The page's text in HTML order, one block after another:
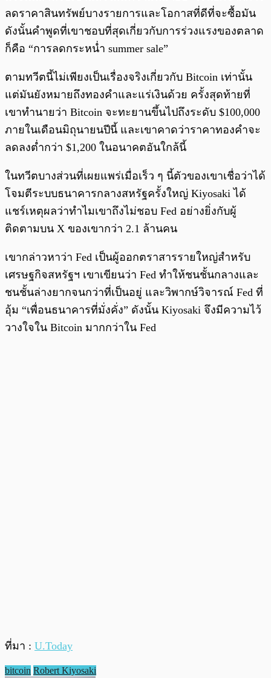
ลดราคาสินทรัพย์บางรายการและโอกาสที่ดีที่จะซื้อมัน
ดังนั้นคำพูดที่เขาชอบที่สุดเกี่ยวกับการร่วงแรงของตลาด
ก็คือ “การลดกระหน่ำ summer sale”
ตามทวีตนี้ไม่เพียงเป็นเรื่องจริงเกี่ยวกับ Bitcoin เท่านั้น
แต่มันยังหมายถึงทองคำและแร่เงินด้วย ครั้งสุดท้ายที่
เขาทำนายว่า Bitcoin จะทะยานขึ้นไปถึงระดับ $100,000
ภายในเดือนมิถุนายนปีนี้ และเขาคาดว่าราคาทองคำจะ
ลดลงต่ำกว่า $1,200 ในอนาคตอันใกล้นี้
ในทวีตบางส่วนที่เผยแพร่เมื่อเร็ว ๆ นี้ตัวของเขาเชื่อว่าได้
โจมตีระบบธนาคารกลางสหรัฐครั้งใหญ่ Kiyosaki ได้
แชร์เหตุผลว่าทำไมเขาถึงไม่ชอบ Fed อย่างยิ่งกับผู้
ติดตามบน X ของเขากว่า 2.1 ล้านคน
เขากล่าวหาว่า Fed เป็นผู้ออกตราสารรายใหญ่สำหรับ
เศรษฐกิจสหรัฐฯ เขาเขียนว่า Fed ทำให้ชนชั้นกลางและ
ชนชั้นล่างยากจนกว่าที่เป็นอยู่ และวิพากษ์วิจารณ์ Fed ที่
อุ้ม “เพื่อนธนาคารที่มั่งคั่ง” ดังนั้น Kiyosaki จึงมีความไว้
วางใจใน Bitcoin มากกว่าใน Fed
ที่มา : U.Today
bitcoin Robert Kiyosaki